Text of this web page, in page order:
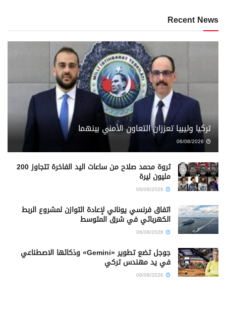
Recent News
تركيا وليبيا تعززان التعاون الأمني بينهما
06/08/2026
ثروة محمد صلاح من ساعات اليد الفاخرة تتجاوز 200
مليون ليرة
اتفاق فرنسي يوناني لإعادة التوازن لمشروع الربط
الكهربائي في شرق المتوسط
جوجل تضع تطوير «Gemini» وذكائها الاصطناعي
في يد مهندس تركي